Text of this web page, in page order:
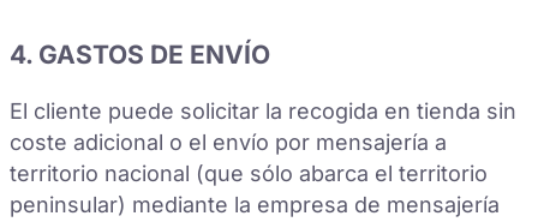
4. GASTOS DE ENVÍO
El cliente puede solicitar la recogida en tienda sin
coste adicional o el envío por mensajería a
territorio nacional (que sólo abarca el territorio
peninsular) mediante la empresa de mensajería